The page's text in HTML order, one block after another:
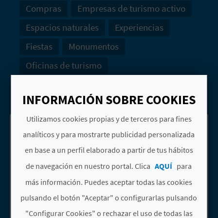
S
R
Compras
Empresas de turismo activo
Espacios naturales
Experiencias
Fiestas
Monumentos
Oficinas de turismo
en mapa
resultados
1 2 3
Ir a la p&aacute;gina de CALDERONA
CALDERONA VIVA
INFORMACIÓN SOBRE COOKIES
Utilizamos cookies propias y de terceros para fines
analíticos y para mostrarte publicidad personalizada
en base a un perfil elaborado a partir de tus hábitos
de navegación en nuestro portal. Clica AQUÍ para
más información. Puedes aceptar todas las cookies
pulsando el botón "Aceptar" o configurarlas pulsando
"Configurar Cookies" o rechazar el uso de todas las